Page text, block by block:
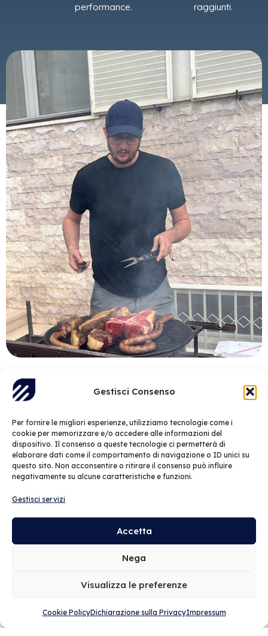
Gestisci Consenso
Per fornire le migliori esperienze, utilizziamo tecnologie come i
cookie per memorizzare e/o accedere alle informazioni del
dispositivo. Il consenso a queste tecnologie ci permetterà di
elaborare dati come il comportamento di navigazione o ID unici su
questo sito. Non acconsentire o ritirare il consenso può influire
negativamente su alcune caratteristiche e funzioni.
Gestisci servizi
Accetta
Nega
Visualizza le preferenze
Cookie PolicyDichiarazione sulla PrivacyImpressum
performance.
raggiunti.
GitHib PHP Java C#
Google Cloud Elementor
Hai competenze
diverse da quelle